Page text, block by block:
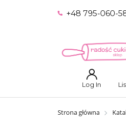
+48 795-060-
Log In
Strona główna